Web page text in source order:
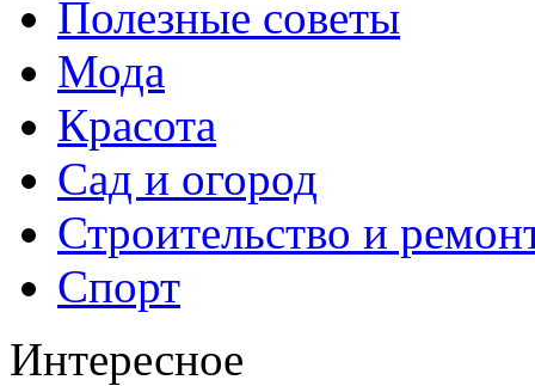
Полезные советы
Мода
Красота
Сад и огород
Строительство и
Спорт
Интересное